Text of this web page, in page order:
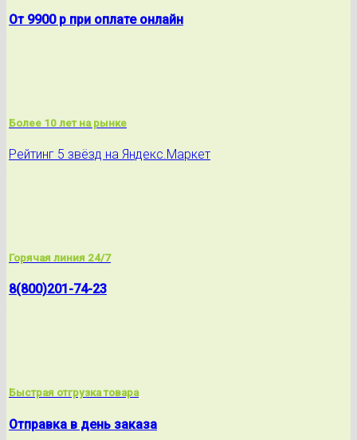
От 9900 р при оплате онлайн
Более 10 лет на рынке
Рейтинг 5 звёзд на Яндекс.Маркет
Горячая линия 24/7
8(800)201-74-23
Быстрая отгрузка товара
Отправка в день заказа